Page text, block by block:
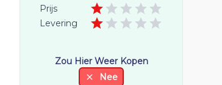
Prijs
Levering
Zou Hier Weer Kopen
Nee